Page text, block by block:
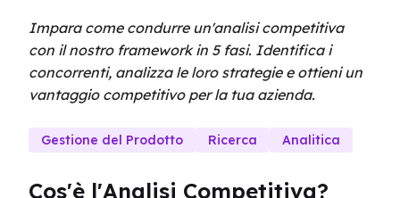
Impara come condurre un'analisi competitiva
con il nostro framework in 5 fasi. Identifica i
concorrenti, analizza le loro strategie e ottieni un
vantaggio competitivo per la tua azienda.
Gestione del Prodotto Ricerca Analitica
Cos'è l'Analisi Competitiva?